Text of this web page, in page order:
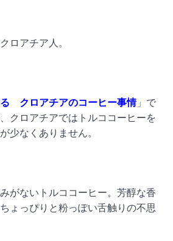
ロアチア人。
クロアチアのコーヒー事情」で
クロアチアではトルココーヒーを
少なくありません。
がないトルココーヒー。芳醇な香
ょっぴりと粉っぽい舌触りの不思